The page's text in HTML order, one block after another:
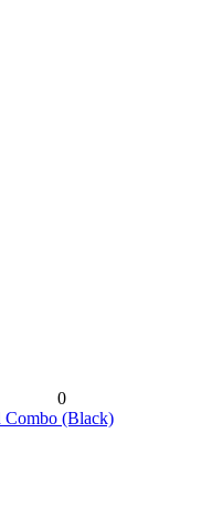
0
Combo (Black)